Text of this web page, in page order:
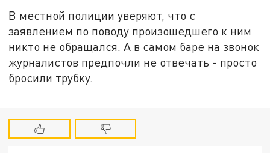
В местной полиции уверяют, что с
заявлением по поводу произошедшего к ним
никто не обращался. А в самом баре на звонок
журналистов предпочли не отвечать - просто
бросили трубку.